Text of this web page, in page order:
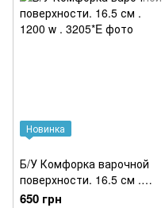
Новинка
Б/У Комфорка варочной
поверхности. 16.5 см .
1200 w .
650 грн